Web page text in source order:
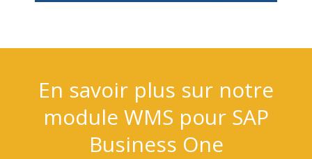
En savoir plus sur notre
module WMS pour SAP
Business One